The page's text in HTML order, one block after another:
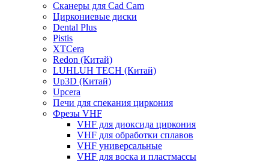
Сканеры для Cad Cam
Циркониевые диски
Dental Plus
Pistis
XTCera
Redon (Китай)
LUHLUH TECH (Китай)
Up3D (Китай)
Upcera
Печи для спекания циркония
Фрезы VHF
VHF для диоксида циркония
VHF для обработки сплавов
VHF универсальные
VHF для воска и пластмассы